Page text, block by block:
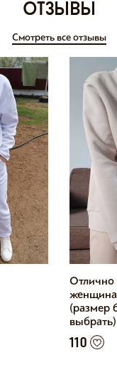
отзывы
Смотреть все отзывы
Отлично
(размер
выбрать)
110